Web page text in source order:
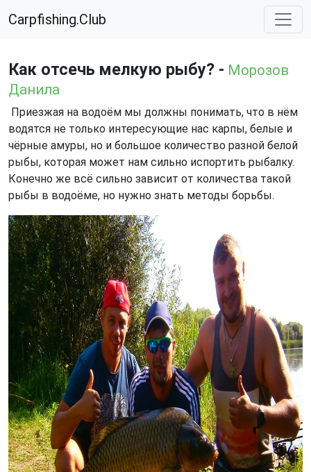
Carpfishing.Club
Как отсечь мелкую рыбу? - Морозов
Данила
Приезжая на водоём мы должны понимать, что в нём
водятся не только интересующие нас карпы, белые и
чёрные амуры, но и большое количество разной белой
рыбы, которая может нам сильно испортить рыбалку.
Конечно же всё сильно зависит от количества такой
рыбы в водоёме, но нужно знать методы борьбы.